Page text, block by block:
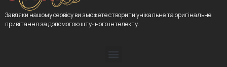
Завдяки нашому сервісу ви зможете створити унікальне та оригінальне
привітання за допомогою штучного інтелекту.